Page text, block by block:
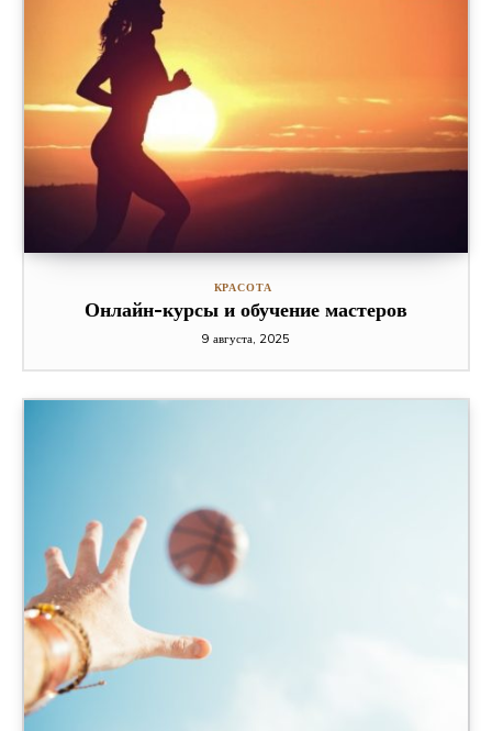
КРАСОТА
Онлайн-курсы и обучение мастеров
9 августа, 2025